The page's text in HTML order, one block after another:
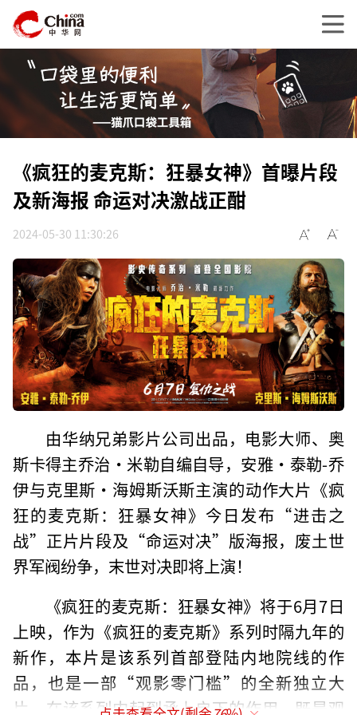
《疯狂的麦克斯：狂暴女神》首曝片段
及新海报 命运对决激战正酣
2024-05-30 11:30:26
由华纳兄弟影片公司出品，电影大师、奥
斯卡得主乔治·米勒自编自导，安雅·泰勒-乔
伊与克里斯·海姆斯沃斯主演的动作大片《疯
狂的麦克斯：狂暴女神》今日发布“进击之
战”正片片段及“命运对决”版海报，废土世
界军阀纷争，末世对决即将上演！
《疯狂的麦克斯：狂暴女神》将于6月7日
上映，作为《疯狂的麦克斯》系列时隔九年的
新作，本片是该系列首部登陆内地院线的作
品，也是一部“观影零门槛”的全新独立大
片，在该系列中起到承上启下的作用，既是观